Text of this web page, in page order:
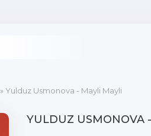
» Yulduz Usmonova - Mayli Mayli
YULDUZ USMONOVA